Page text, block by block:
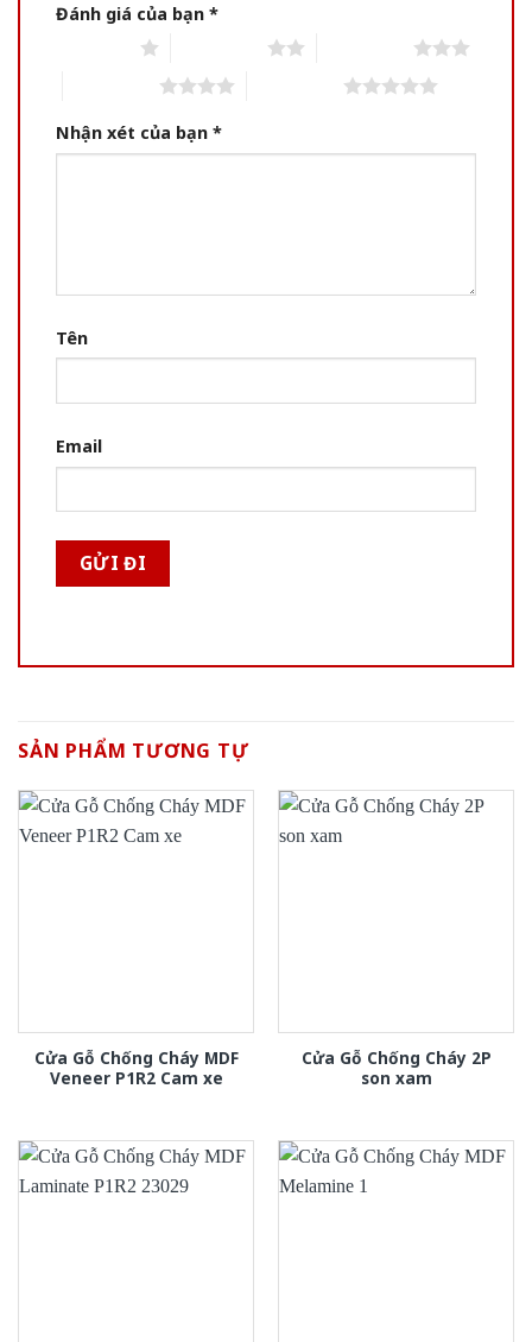
Đánh giá của bạn *
Nhận xét của bạn *
Tên
Email
SẢN PHẨM TƯƠNG TỰ
Cửa Gỗ Chống Cháy MDF
Veneer P1R2 Cam xe
Cửa Gỗ Chống Cháy 2P
son xam